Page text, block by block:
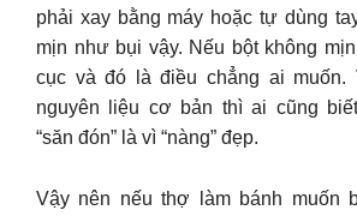
phải xay bằng máy hoặc tự dùng
mịn như bụi vậy. Nếu bột không
cục và đó là điều chẳng ai muốn.
nguyên liệu cơ bản thì ai cũng
“săn đón” là vì “nàng” đẹp.
Vậy nên nếu thợ làm bánh muốn